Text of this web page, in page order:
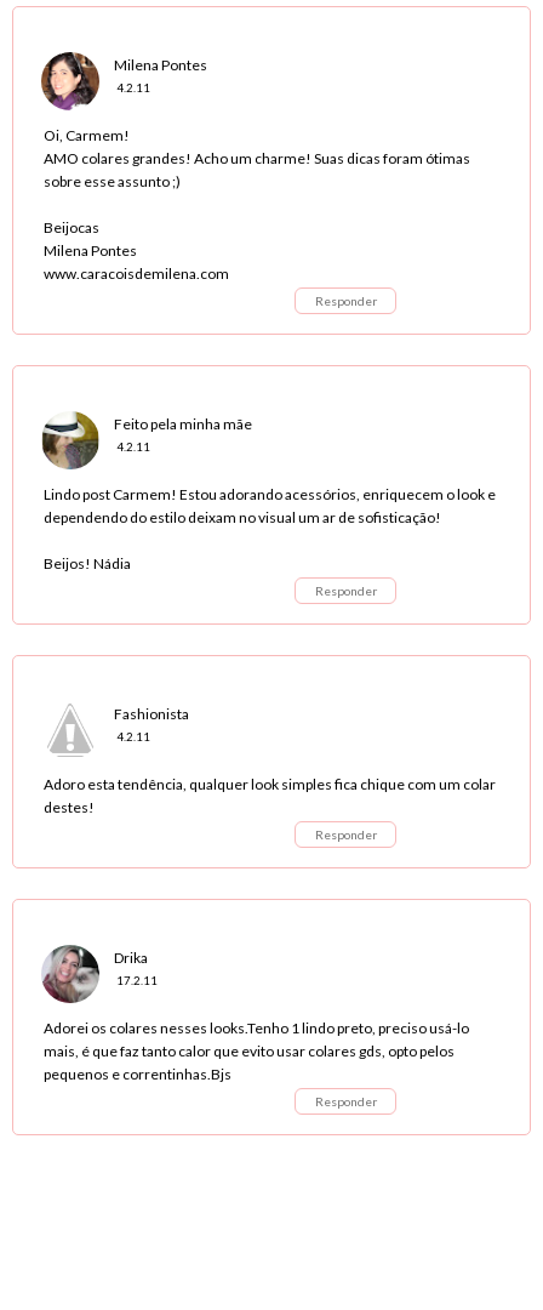
Milena Pontes
4.2.11
Oi, Carmem!
AMO colares grandes! Acho um charme! Suas dicas foram ótimas
sobre esse assunto ;)
Beijocas
Milena Pontes
www.caracoisdemilena.com
Responder
Feito pela minha mãe
4.2.11
Lindo post Carmem! Estou adorando acessórios, enriquecem o look e
dependendo do estilo deixam no visual um ar de sofisticação!
Beijos! Nádia
Responder
Fashionista
4.2.11
Adoro esta tendência, qualquer look simples fica chique com um colar
destes!
Responder
Drika
17.2.11
Adorei os colares nesses looks.Tenho 1 lindo preto, preciso usá-lo
mais, é que faz tanto calor que evito usar colares gds, opto pelos
pequenos e correntinhas.Bjs
Responder